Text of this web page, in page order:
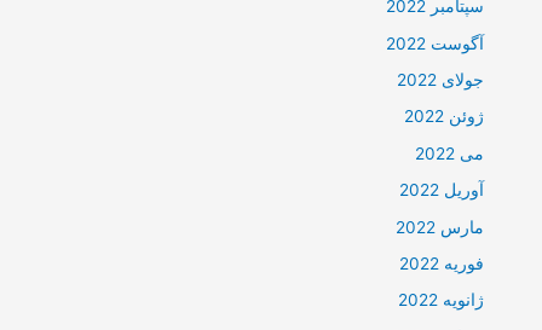
سپتامبر 2022
آگوست 2022
جولای 2022
ژوئن 2022
می 2022
آوریل 2022
مارس 2022
فوریه 2022
ژانویه 2022